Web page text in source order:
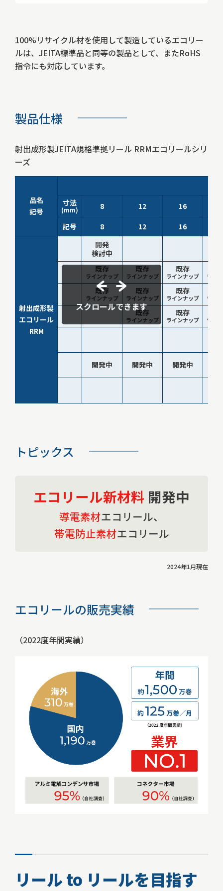
100%リサイクル材を使用して製造しているエコリー
ルは、JEITA標準品と同等の製品として、またRoHS
指令にも対応しています。
製品仕様
射出成形製JEITA規格準拠リール RRMエコリールシリ
ーズ
品名
記号
寸法
(mm) 8 12 16
記号 8 12 16
射出成形製
エコリール
RRM
開発
検討中
既存
ラインナップ
既存
ラインナップ
既存
ラインナップ ライ
既存
ラインナップ
既存
ラインナップ
既存
ラインナップ ライ
既存
ラインナップ
既存
ラインナップ ライ
開発中 開発中 開発中
スクロールできます
トピックス
エコリール新材料 開発中
導電素材エコリール、
帯電防止素材エコリール
2024年1月現在
エコリールの販売実績
（2022度年間実績）
リール to リールを目指す